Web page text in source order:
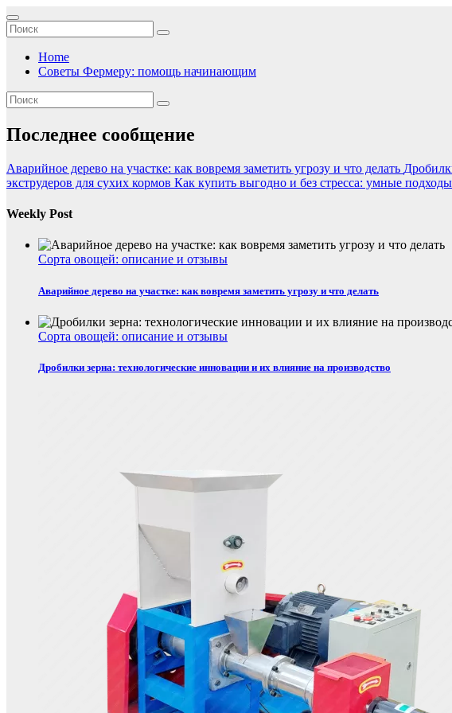
Перейти
к
содержимому
Home
Советы Фермеру: помощь начинающим
Последнее сообщение
Аварийное дерево на участке: как вовремя заметить угрозу и что делать
экструдеров для сухих кормов Как купить выгодно и без стресса: умные
Weekly Post
Сорта овощей: описание и отзывы
Аварийное дерево на участке: как вовремя заметить угрозу и что делать
Сорта овощей: описание и отзывы
Дробилки зерна: технологические инновации и их влияние на производство